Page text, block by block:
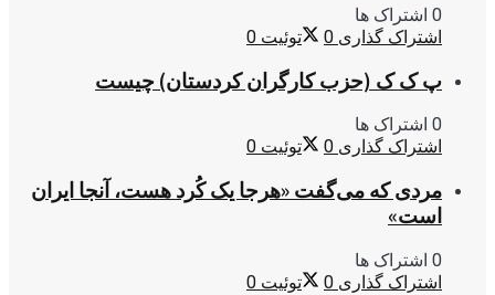
0 اشتراک ها
اشتراک گذاری 0 توئیت 0
پ ک ک (حزب کارگران کردستان) چیست
0 اشتراک ها
اشتراک گذاری 0 توئیت 0
مردی که می‌گفت «هرجا یک کُرد هست، آنجا ایران
است»
0 اشتراک ها
اشتراک گذاری 0 توئیت 0